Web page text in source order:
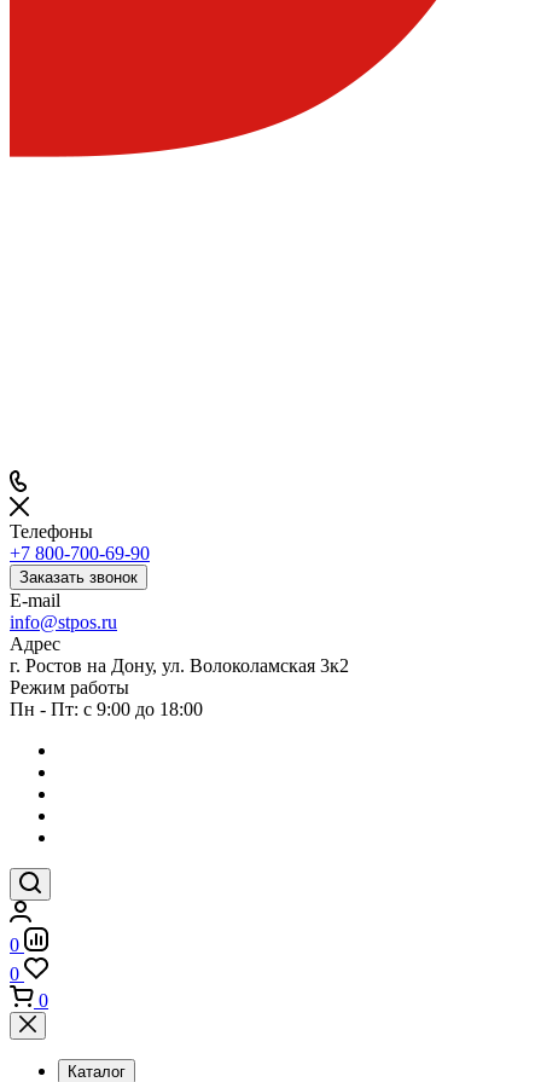
Телефоны
+7 800-700-69-90
Заказать звонок
E-mail
info@stpos.ru
Адрес
г. Ростов на Дону, ул. Волоколамская 3к2
Режим работы
Пн - Пт: с 9:00 до 18:00
0
0
0
Каталог